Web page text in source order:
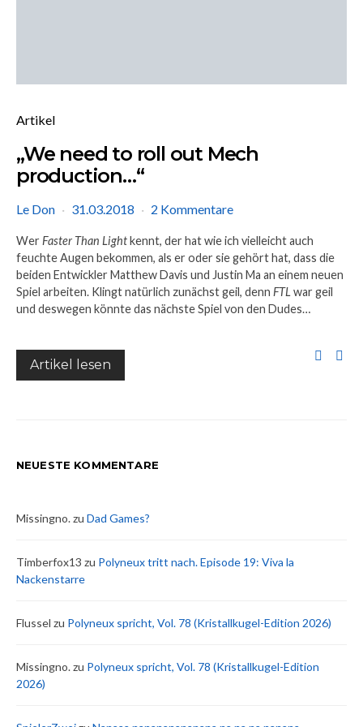
Artikel
„We need to roll out Mech
production…“
Le Don 31.03.2018 2 Kommentare
WerFaster Than Lightkennt, der hat wie ich vielleicht auch
feuchte Augen bekommen, als er oder sie gehört hat, dass die
beiden Entwickler Matthew Davis und Justin Ma an einem neuen
Spiel arbeiten. Klingt natürlich zunächst geil, denn FTL war geil
und deswegen könnte das nächste Spiel von den Dudes…
Artikel lesen
NEUESTE KOMMENTARE
Missingno.zu Dad Games?
Timberfox13 zu Polyneux tritt nach. Episode 19: Viva la
Nackenstarre
Flussel zu Polyneux spricht, Vol. 78 (Kristallkugel-Edition 2026)
Missingno.zu Polyneux spricht, Vol. 78 (Kristallkugel-Edition
2026)